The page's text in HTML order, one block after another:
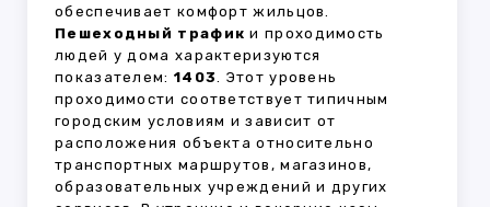
обеспечивает комфорт жильцов.
Пешеходный трафик и проходимость
людей у дома характеризуются
показателем: 1403. Этот уровень
проходимости соответствует типичным
городским условиям и зависит от
расположения объекта относительно
транспортных маршрутов, магазинов,
образовательных учреждений и других